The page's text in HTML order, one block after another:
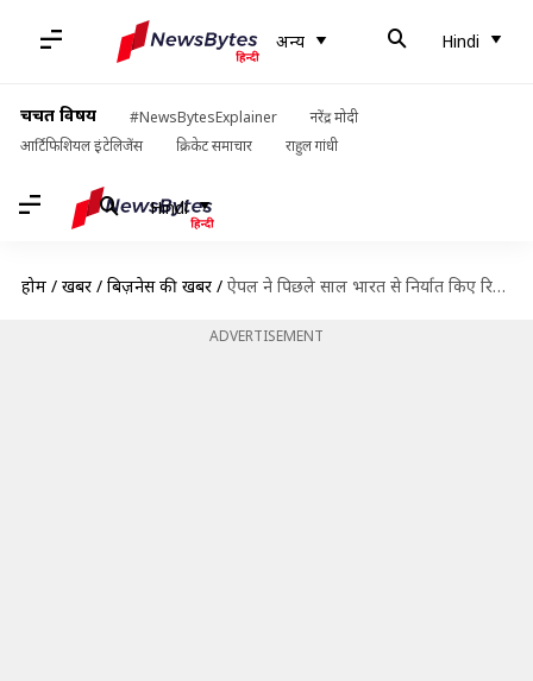
अन्य Hindi
चर्चित विषय #NewsBytesExplainer
नरेंद्र मोदी
आर्टिफिशियल इंटेलिजेंस
क्रिकेट समाचार राहुल गांधी
Hindi
होम / खबरें / बिज़नेस की खबरें / ऐपल ने पिछले साल भारत से निर्यात किए रिकॉर्ड 1,100 अरब रुपये के आईफोन
ADVERTISEMENT